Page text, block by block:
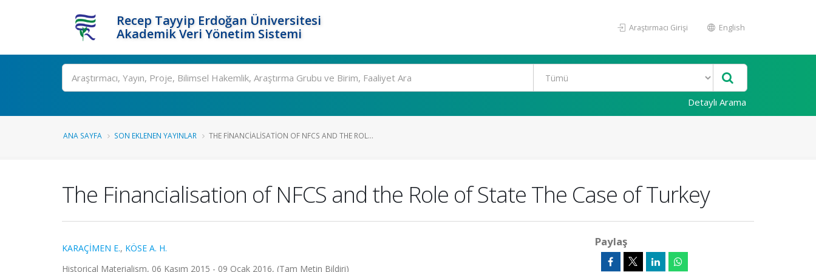
Recep Tayyip Erdoğan Üniversitesi
Akademik Veri Yönetim Sistemi
Araştırmacı Girişi English
Ara
Detaylı Arama
ANA SAYFA SON EKLENEN YAYINLAR THE FINANCIALISATION OF NFCS AND THE ROL...
The Financialisation of NFCS and the Role of State The Case of Turkey
KARAÇİMEN E., KÖSE A. H.
Historical Materialism, 06 Kasım 2015 - 09 Ocak 2016, (Tam Metin Bildiri)
Paylaş